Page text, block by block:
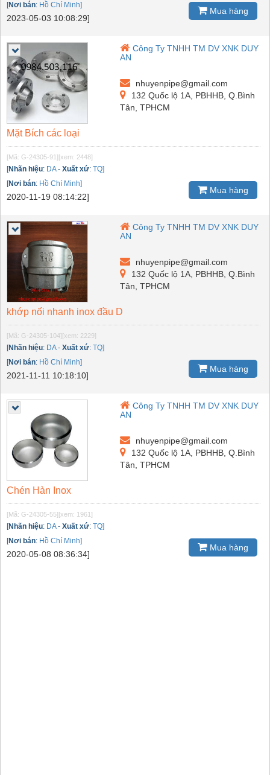
[Nơi bán: Hồ Chí Minh]
2023-05-03 10:08:29]
Mua hàng
Công Ty TNHH TM DV XNK DUY
AN
nhuyenpipe@gmail.com
132 Quốc lộ 1A, PBHHB, Q.Bình
Tân, TPHCM
Mặt Bích các loại
[Mã: G-24305-91] [xem: 2448]
[Nhãn hiệu: DA- Xuất xứ: TQ]
[Nơi bán: Hồ Chí Minh]
2020-11-19 08:14:22]
Mua hàng
Công Ty TNHH TM DV XNK DUY
AN
nhuyenpipe@gmail.com
132 Quốc lộ 1A, PBHHB, Q.Bình
Tân, TPHCM
khớp nối nhanh inox đầu D
[Mã: G-24305-104] [xem: 2229]
[Nhãn hiệu: DA- Xuất xứ: TQ]
[Nơi bán: Hồ Chí Minh]
2021-11-11 10:18:10]
Mua hàng
Công Ty TNHH TM DV XNK DUY
AN
nhuyenpipe@gmail.com
132 Quốc lộ 1A, PBHHB, Q.Bình
Tân, TPHCM
Chén Hàn Inox
[Mã: G-24305-55] [xem: 1961]
[Nhãn hiệu: DA- Xuất xứ: TQ]
[Nơi bán: Hồ Chí Minh]
2020-05-08 08:36:34]
Mua hàng